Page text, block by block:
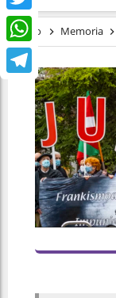
Twitter
WhatsApp
Telegram
Inicio Memoria